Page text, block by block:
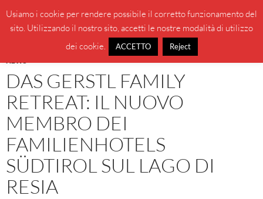
contenuto
BeppeBlog
MENU
NEWS
DAS GERSTL FAMILY
RETREAT: IL NUOVO
MEMBRO DEI
FAMILIENHOTELS
SÜDTIROL SUL LAGO DI
RESIA
Usiamo i cookie per rendere possibile il corretto funzionamento del
sito. Utilizzando il nostro sito, accetti le nostre modalità di utilizzo
dei cookie.
ACCETTO Reject